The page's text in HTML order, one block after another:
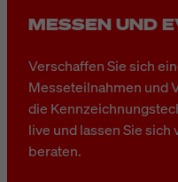
MESSEN UND
Verschaffen Sie sich
Messeteilnahmen und
die
live und lassen Sie
beraten.